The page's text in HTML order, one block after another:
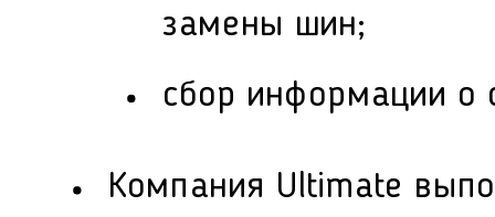
замены шин;
сбор информации о
Компания Ultimate